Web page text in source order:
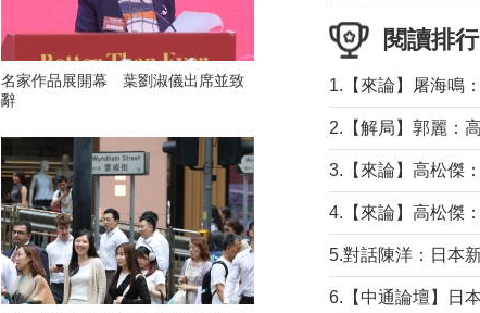
名家作品展開幕 葉劉淑儀出席並致
辭
閱讀排行